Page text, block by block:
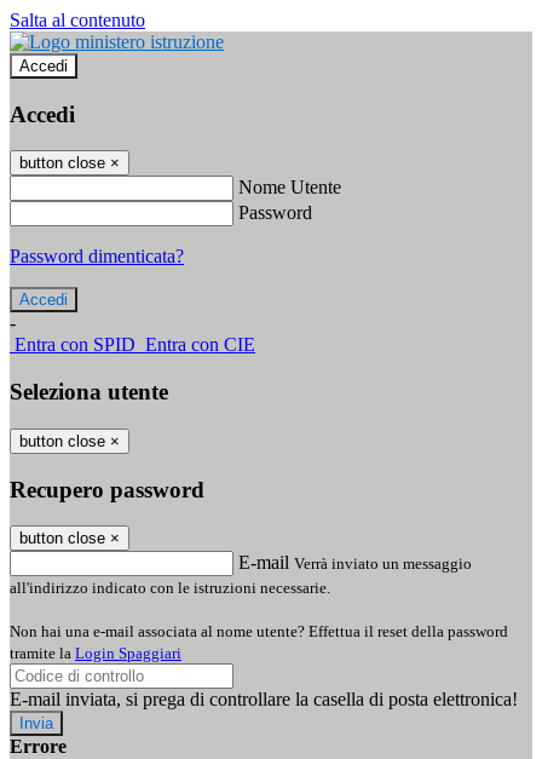
Salta al contenuto
Accedi
Accedi
button close ×
Nome Utente
Password
Password dimenticata?
-
Entra con SPID Entra con CIE
Seleziona utente
button close ×
Recupero password
button close ×
E-mail Verrà inviato un messaggio
all'indirizzo indicato con le istruzioni necessarie.
Non hai una e-mail associata al nome utente? Effettua il reset della password
tramite la Login Spaggiari
E-mail inviata, si prega di controllare la casella di posta elettronica!
Errore